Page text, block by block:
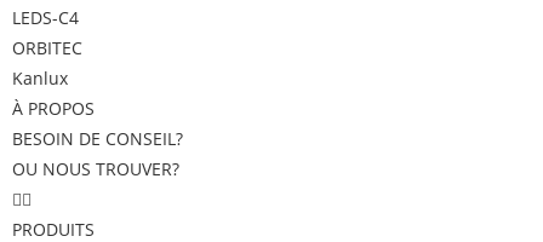
LEDS-C4
ORBITEC
Kanlux
À PROPOS
BESOIN DE CONSEIL?
OU NOUS TROUVER?
PRODUITS